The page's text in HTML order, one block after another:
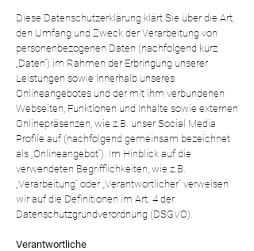
Diese Datenschutzerklärung klärt Sie über die Art,
den Umfang und Zweck der Verarbeitung von
personenbezogenen Daten (nachfolgend kurz
„Daten“) im Rahmen der Erbringung unserer
Leistungen sowie innerhalb unseres
Onlineangebotes und der mit ihm verbundenen
Webseiten, Funktionen und Inhalte sowie externen
Onlinepräsenzen, wie z.B. unser Social Media
Profile auf (nachfolgend gemeinsam bezeichnet
als „Onlineangebot“). Im Hinblick auf die
verwendeten Begrifflichkeiten, wie z.B.
„Verarbeitung“ oder „Verantwortlicher“ verweisen
wir auf die Definitionen im Art. 4 der
Datenschutzgrundverordnung (DSGVO).
Verantwortliche